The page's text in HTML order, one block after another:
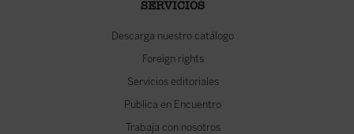
SERVICIOS
Descarga nuestro catálogo
Foreign rights
Servicios editoriales
Publica en Encuentro
Trabaja con nosotros